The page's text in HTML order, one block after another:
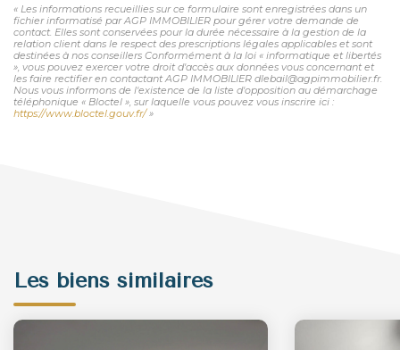
« Les informations recueillies sur ce formulaire sont enregistrées dans un
fichier informatisé par AGP IMMOBILIER pour gérer votre demande de
contact. Elles sont conservées pour la durée nécessaire à la gestion de la
relation client dans le respect des prescriptions légales applicables et sont
destinées à nos conseillers Conformément à la loi « informatique et libertés
», vous pouvez exercer votre droit d'accès aux données vous concernant et
les faire rectifier en contactant AGP IMMOBILIER dlebail@agpimmobilier.fr.
Nous vous informons de l'existence de la liste d'opposition au démarchage
téléphonique « Bloctel », sur laquelle vous pouvez vous inscrire ici :
https://www.bloctel.gouv.fr/»
Les biens similaires